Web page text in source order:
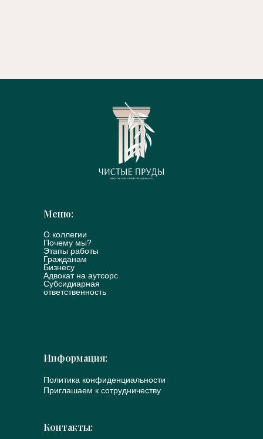
Контакты:
Информация:
Политика конфиденциальности
Приглашаем к сотрудничеству
Меню:
О коллегии
Почему мы?
Этапы работы
Гражданам
Бизнесу
Адвокат на аутсорс
Субсидиарная
ответственность